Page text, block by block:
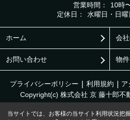
営業時間：
10時
定休日：
水曜日・日
ホーム 会
お問い合わせ 物
プライバシーポリシー 利用規約 ア
Copyright(c) 株式会社 京 藤十郎不
当サイトでは、お客様の当サイト利用状況把